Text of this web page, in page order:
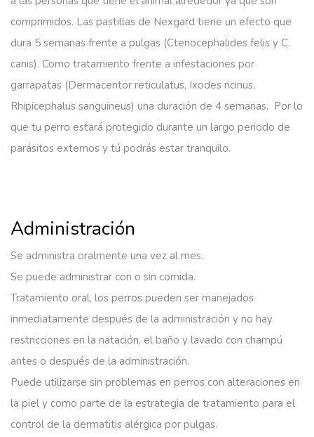
comprimidos. Las pastillas de Nexgard tiene un efecto que
dura 5 semanas frente a pulgas (Ctenocephalides felis y C.
canis). Como tratamiento frente a infestaciones por
garrapatas (Dermacentor reticulatus, Ixodes ricinus,
Rhipicephalus sanguineus) una duración de 4 semanas. Por lo
que tu perro estará protegido durante un largo periodo de
parásitos externos y tú podrás estar tranquilo.
Administración
Se administra oralmente una vez al mes.
Se puede administrar con o sin comida.
Tratamiento oral, los perros pueden ser manejados
inmediatamente después de la administración y no hay
restricciones en la natación, el baño y lavado con champú
antes o después de la administración.
Puede utilizarse sin problemas en perros con alteraciones en
la piel y como parte de la estrategia de tratamiento para el
control de la dermatitis alérgica por pulgas.